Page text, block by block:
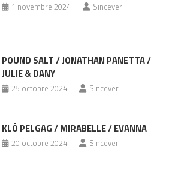
1 novembre 2024 Sincever
POUND SALT / JONATHAN PANETTA /
JULIE & DANY
25 octobre 2024 Sincever
KLÔ PELGAG / MIRABELLE / EVANNA
20 octobre 2024 Sincever